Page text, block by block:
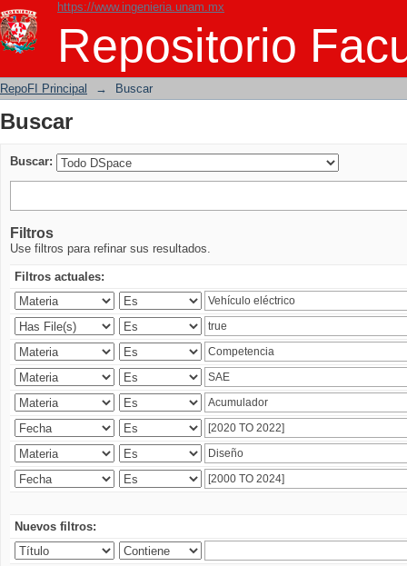
https://www.ingenieria.unam.mx
Repositorio
Buscar
RepoFI Principal → Buscar
Buscar
Buscar:
Filtros
Use filtros para refinar sus resultados.
Filtros actuales:
Nuevos filtros: